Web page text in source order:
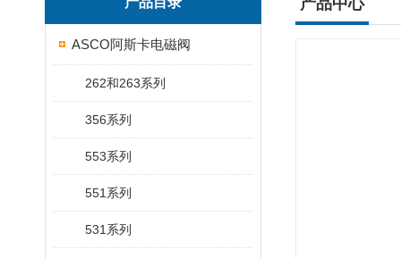
ASCO阿斯卡电磁阀
262和263系列
356系列
553系列
551系列
531系列
产品中心